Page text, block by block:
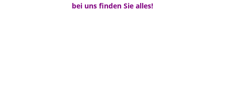
bei uns finden Sie alles!